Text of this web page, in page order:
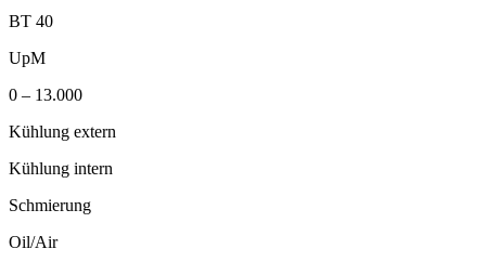
BT 40
UpM
0 – 13.000
Kühlung extern
Kühlung intern
Schmierung
Oil/Air